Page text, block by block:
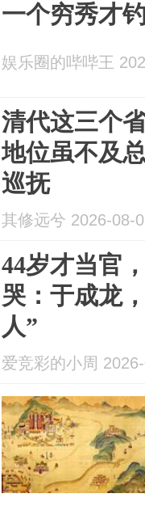
一个穷秀才
娱乐圈的哔哔王
清代这三个
地位虽不及
巡抚
其修远兮 2026-08-
44岁才当官
哭：于成龙
人”
爱竞彩的小周